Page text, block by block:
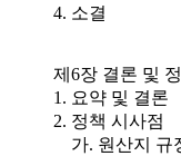
4. 소결
제6장 결론 및
1. 요약 및 결론
2. 정책 시사점
가. 원산지 규